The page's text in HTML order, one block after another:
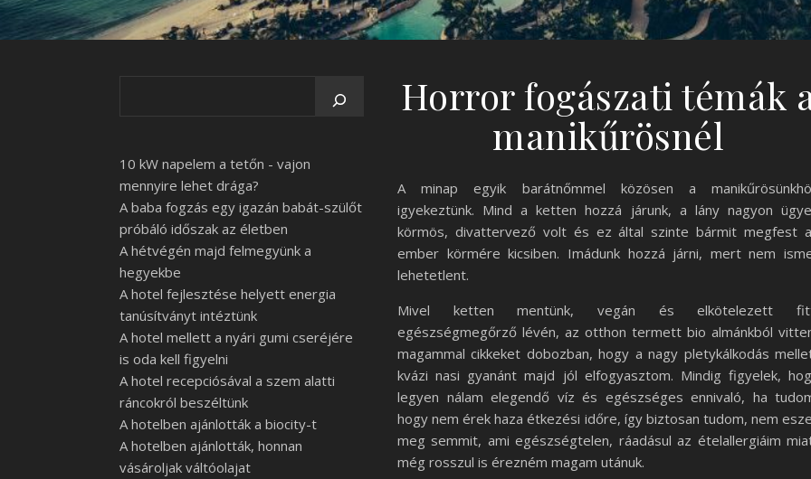
10 kW napelem a tetőn - vajon
mennyire lehet drága?
A baba fogzás egy igazán babát-szülőt
próbáló időszak az életben
A hétvégén majd felmegyünk a
hegyekbe
A hotel fejlesztése helyett energia
tanúsítványt intéztünk
A hotel mellett a nyári gumi cseréjére
is oda kell figyelni
A hotel recepciósával a szem alatti
ráncokról beszéltünk
A hotelben ajánlották a biocity-t
A hotelben ajánlották, honnan
vásároljak váltóolajat
Horror fogászati témák
manikűrösnél
A minap egyik barátnőmmel közösen a
igyekeztünk. Mind a ketten hozzá járunk, a lány nagyon
körmös, divattervező volt és ez által szinte bármit megfest
ember körmére kicsiben. Imádunk hozzá járni, mert nem
lehetetlent.
Mivel ketten mentünk, vegán és elkötelezett
egészségmegőrző lévén, az otthon termett bio almánkból
magammal cikkeket dobozban, hogy a nagy pletykálkodás
kvázi nasi gyanánt majd jól elfogyasztom. Mindig figyelek,
legyen nálam elegendő víz és egészséges ennivaló, ha
hogy nem érek haza étkezési időre, így biztosan tudom, nem
meg semmit, ami egészségtelen, ráadásul az ételallergiáim
még rosszul is érezném magam utánuk.